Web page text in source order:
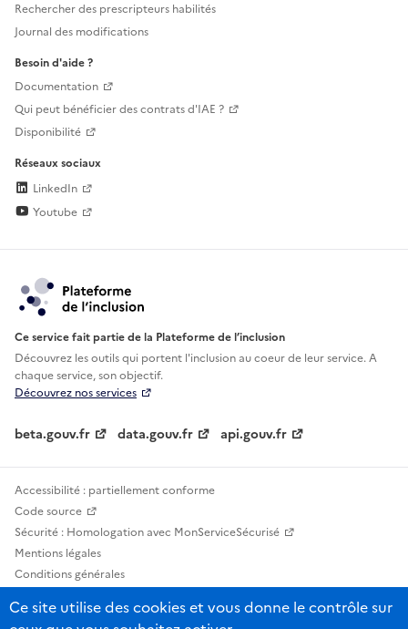
Rechercher des prescripteurs habilités
Journal des modifications
Besoin d'aide ?
Documentation
Qui peut bénéficier des contrats d'IAE ?
Disponibilité
Réseaux sociaux
LinkedIn
Youtube
Ce service fait partie de la Plateforme de l’inclusion
Découvrez les outils qui portent l'inclusion aucoeur de leur service. A
chaque service, son objectif.
Découvrez nos services
beta.gouv.fr data.gouv.fr api.gouv.fr
Accessibilité : partiellement conforme
Code source
Sécurité : Homologation avec MonServiceSécurisé
Mentions légales
Conditions générales
Statistiques, lexiques et indicateurs
Ce site utilise des cookies et vous donne le contrôle sur